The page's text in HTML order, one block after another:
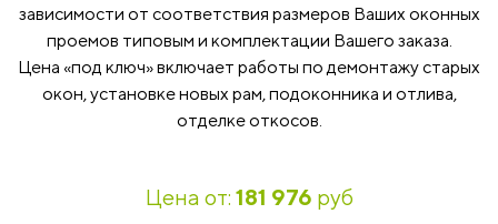
зависимости от соответствия размеров Ваших оконных
проемов типовым и комплектации Вашего заказа.
Цена «под ключ» включает работы по демонтажу старых
окон, установке новых рам, подоконника и отлива,
отделке откосов.
Цена от: 181 976 руб